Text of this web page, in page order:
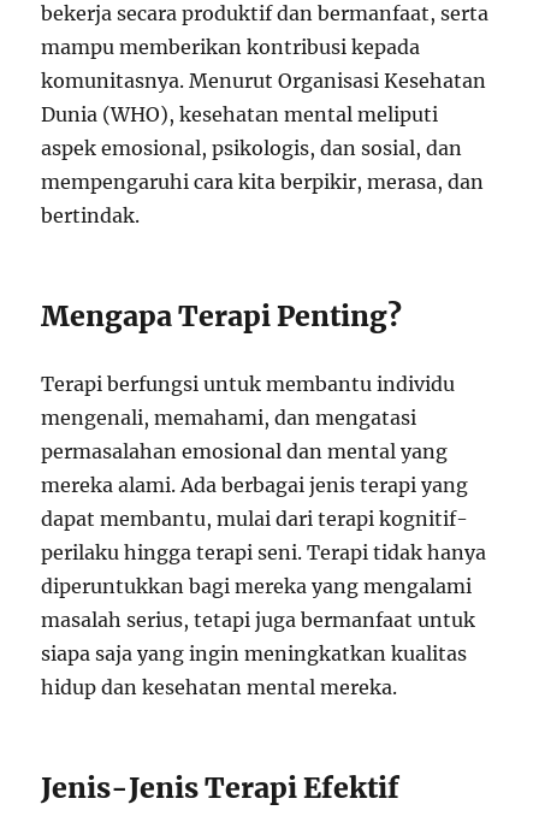
bekerja secara produktif dan bermanfaat, serta
mampu memberikan kontribusi kepada
komunitasnya. Menurut Organisasi Kesehatan
Dunia (WHO), kesehatan mental meliputi
aspek emosional, psikologis, dan sosial, dan
mempengaruhi cara kita berpikir, merasa, dan
bertindak.
Mengapa Terapi Penting?
Terapi berfungsi untuk membantu individu
mengenali, memahami, dan mengatasi
permasalahan emosional dan mental yang
mereka alami. Ada berbagai jenis terapi yang
dapat membantu, mulai dari terapi kognitif-
perilaku hingga terapi seni. Terapi tidak hanya
diperuntukkan bagi mereka yang mengalami
masalah serius, tetapi juga bermanfaat untuk
siapa saja yang ingin meningkatkan kualitas
hidup dan kesehatan mental mereka.
Jenis-Jenis Terapi Efektif